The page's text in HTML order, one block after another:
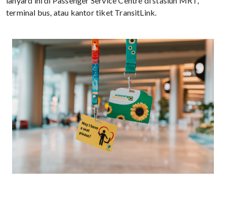
terminal bus, atau kantor tiket TransitLink.